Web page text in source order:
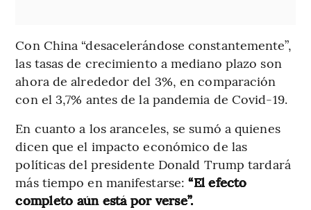
Con China “desacelerándose constantemente”,
las tasas de crecimiento a mediano plazo son
ahora de alrededor del 3%, en comparación
con el 3,7% antes de la pandemia de Covid-19.
En cuanto a los aranceles, se sumó a quienes
dicen que el impacto económico de las
políticas del presidente Donald Trump tardará
más tiempo en manifestarse: “El efecto
completo aún está por verse”.